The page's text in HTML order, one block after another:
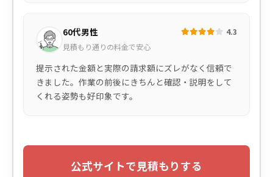
60代男性
見積もり通りの料金で安心
4.3
提示された金額と実際の請求額にズレがなく信頼で
きました。作業の前後にきちんと確認・説明をして
くれる姿勢も好印象です。
公式サイトで見積もりする